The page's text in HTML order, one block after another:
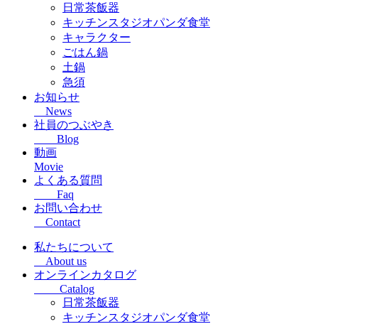
日常茶飯器
キッチンスタジオパンダ食堂
キャラクター
ごはん鍋
土鍋
急須
お知らせ
News
社員のつぶやき
Blog
動画
Movie
よくある質問
Faq
お問い合わせ
Contact
私たちについて
About us
オンラインカタログ
Catalog
日常茶飯器
キッチンスタジオパンダ食堂